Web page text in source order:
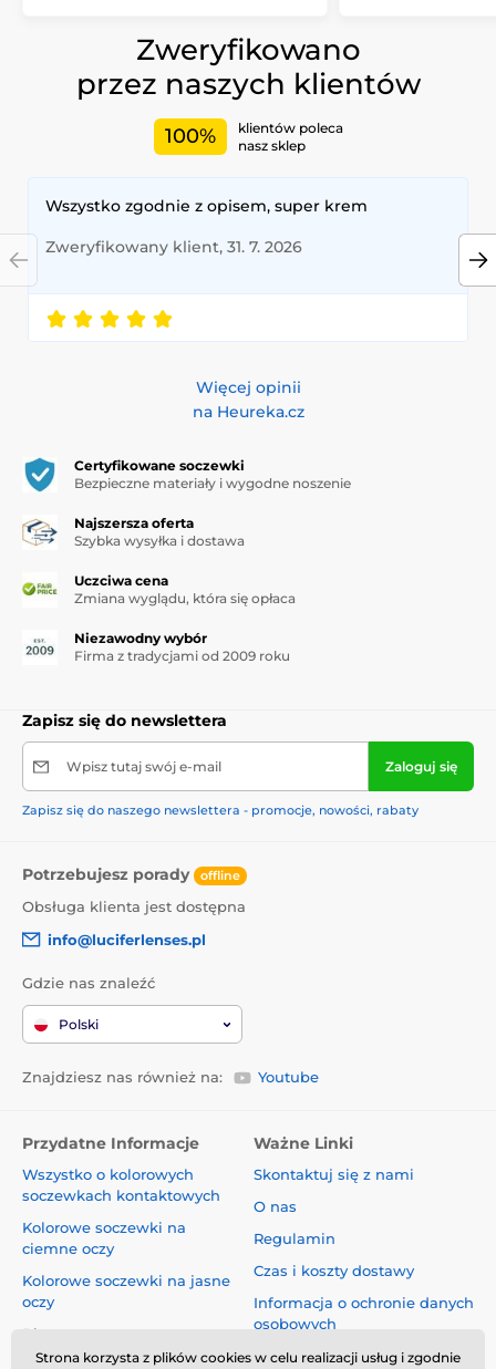
Zweryfikowano
przez naszych klientów
100%
klientów poleca
nasz sklep
Wszystko zgodnie z opisem, super krem
Zweryfikowany klient, 31. 7. 2026
Więcej opinii
na Heureka.cz
Certyfikowane soczewki
Bezpieczne materiały i wygodne noszenie
Najszersza oferta
Szybka wysyłka i dostawa
Uczciwa cena
Zmiana wyglądu, która się opłaca
Niezawodny wybór
Firma z tradycjami od 2009 roku
Zapisz się do newslettera
Wpisz tutaj swój e-mail Zaloguj się
Zapisz się do naszego newslettera - promocje, nowości, rabaty
Potrzebujesz porady offline
Obsługa klienta jest dostępna
info@luciferlenses.pl
Gdzie nas znaleźć
Polski
Znajdziesz nas również na: Youtube
Przydatne Informacje
Wszystko o kolorowych
soczewkach kontaktowych
Kolorowe soczewki na
ciemne oczy
Kolorowe soczewki na jasne
oczy
Blog
Ważne Linki
Skontaktuj się z nami
O nas
Regulamin
Czas i koszty dostawy
Informacja o ochronie danych
osobowych
Reklamacje i Odstąpienie od
Strona korzysta z plików cookies w celu realizacji usług i zgodnie